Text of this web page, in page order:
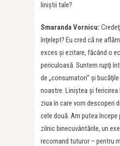
liniștii tale?
Smaranda Vornicu:
înţelept? Eu cred că ne
exces şi ezitare, făcând o
periculoasă. Suntem rupţi
de „consumatori” şi
noastre. Liniştea şi fericirea
ziua în care vom descoperi
cele două. Am putea începe
zilnic binecuvântările, un
recomand tuturor – pentru